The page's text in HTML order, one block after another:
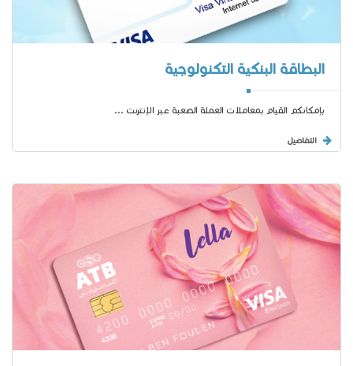
البطاقة البنكية التكنولوجية
بإمكانكم القيام بمعاملات العملة الصعبة عبر الإنترنت ...
التفاصيل